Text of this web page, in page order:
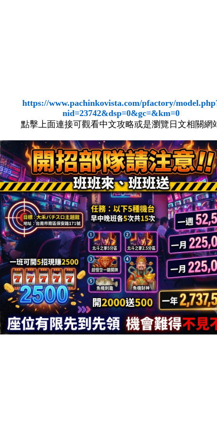
https://www.pachinkovista.com/pfactory/
nid=23742&dsp=0&gc=&km=0
點擊上面連接可觀看中文攻略或是瀏覽日文相關網